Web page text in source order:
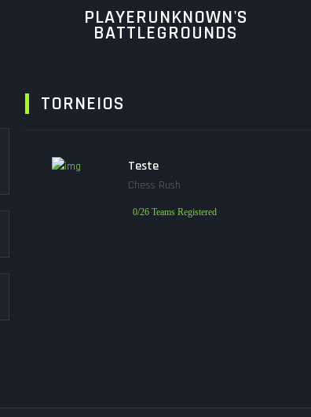
PLAYERUNKNOWN'S
BATTLEGROUNDS
TORNEIOS
Teste
Chess Rush
0/26 Teams Registered